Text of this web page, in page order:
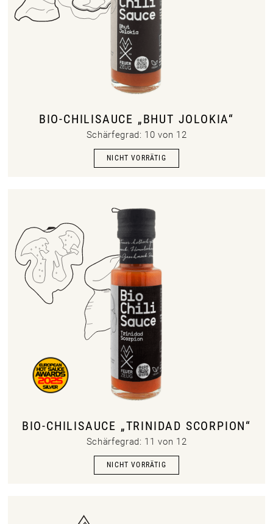
BIO-CHILISAUCE „BHUT JOLOKIA“
Schärfegrad: 10 von 12
BIO-CHILISAUCE „TRINIDAD SCORPION“
Schärfegrad: 11 von 12